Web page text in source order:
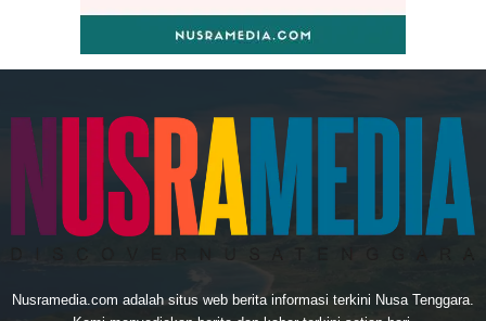
Nusramedia.com adalah situs web berita informasi terkini Nusa Tenggara.